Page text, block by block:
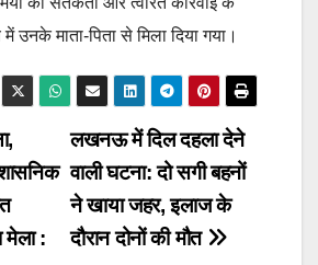
माता-पिता से मिला दिया गया।
लखनऊ में दिल दहला देने
वाली घटना: दो सगी बहनों
ने खाया जहर, इलाज के
दौरान दोनों की मौत
मेला :